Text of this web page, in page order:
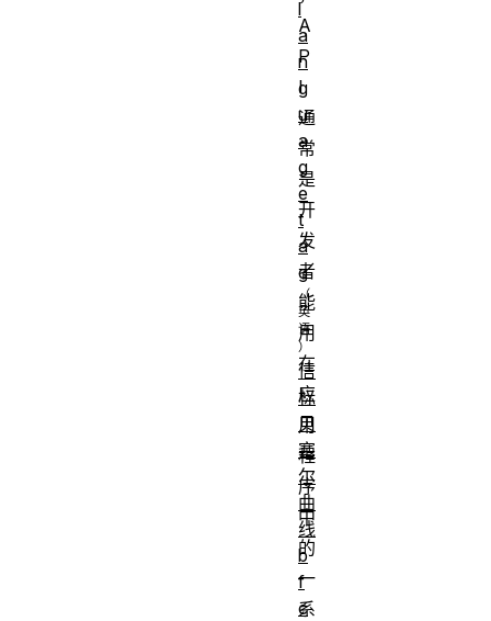
A
P
I
通
常
是
开
发
者
能
用
在
应
用
程
序
中
的
一
系
l
a
n
g
u
a
g
e
t
a
g
信
标
贝
塞
尔
曲
线
b
f
c